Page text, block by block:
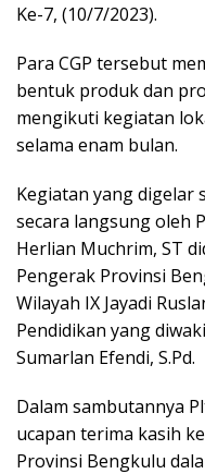
Ke-7, (10/7/2023).
Para CGP tersebut
bentuk produk dan
mengikuti kegiatan
selama enam bulan.
Kegiatan yang digelar
secara langsung oleh
Herlian Muchrim, ST
Pengerak Provinsi
Wilayah IX Jayadi
Pendidikan yang
Sumarlan Efendi, S.Pd.
Dalam sambutannya
ucapan terima kasih
Provinsi Bengkulu